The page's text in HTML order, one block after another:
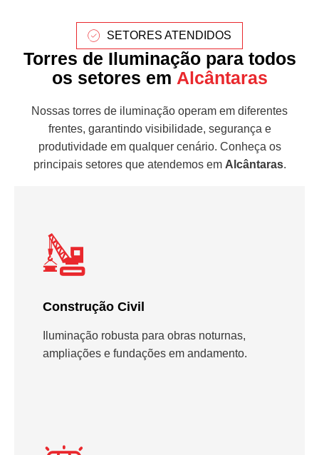
SETORES ATENDIDOS
Torres de Iluminação para todos
os setores em Alcântaras
Nossas torres de iluminação operam em diferentes
frentes, garantindo visibilidade, segurança e
produtividade em qualquer cenário. Conheça os
principais setores que atendemos em Alcântaras.
Construção Civil
Iluminação robusta para obras noturnas,
ampliações e fundações em andamento.